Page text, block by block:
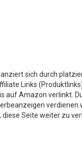
sich durch
Links
auf Amazon verlinkt.
verdienen
Seite weiter zu